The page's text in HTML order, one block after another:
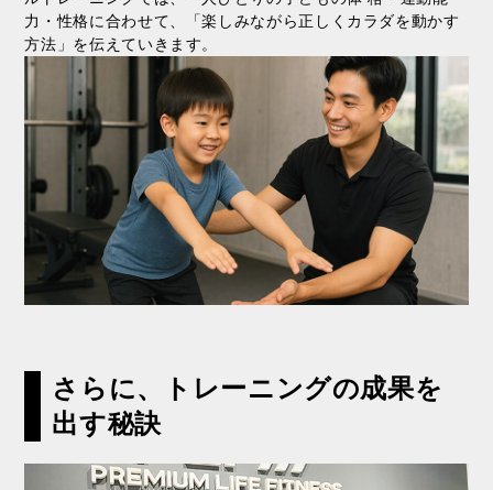
⼒・性格に合わせて、「楽しみながら正しくカラダを動かす
⽅法」を伝えていきます。
さらに、トレーニングの成果を
出す秘訣